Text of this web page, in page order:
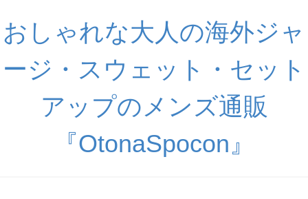
おしゃれな大人の海外ジャ
ージ・スウェット・セット
アップのメンズ通販
『OtonaSpocon』